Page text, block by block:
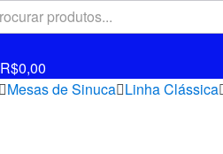
R$0,00
Mesas de Sinuca Linha Clássica